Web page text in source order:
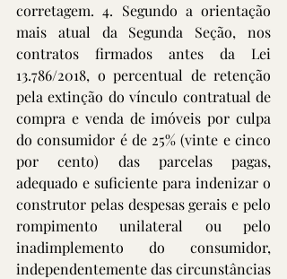
corretagem. 4. Segundo a orientação
mais atual da Segunda Seção, nos
contratos firmados antes da Lei
13.786/2018, o percentual de retenção
pela extinção do vínculo contratual de
compra e venda de imóveis por culpa
do consumidor é de 25% (vinte e cinco
por cento) das parcelas pagas,
adequado e suficiente para indenizar o
construtor pelas despesas gerais e pelo
rompimento unilateral ou pelo
inadimplemento do consumidor,
independentemente das circunstâncias